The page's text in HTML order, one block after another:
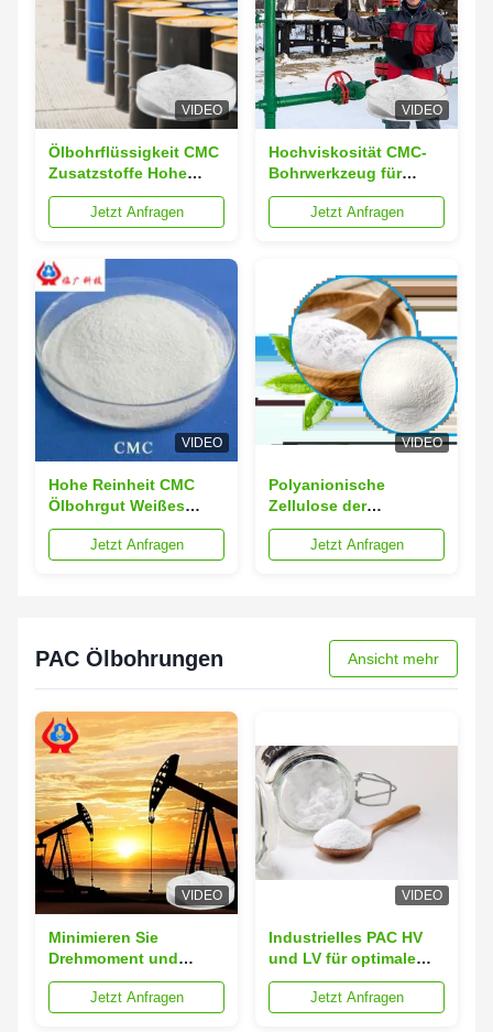
VIDEO
Ölbohrflüssigkeit CMC
Zusatzstoffe Hohe
Reinheit CMC-LV
PulverJetzt Anfragen
VIDEO
Hochviskosität CMC-
Bohrwerkzeug für
additive
Bohrmaterialien in
Jetzt Anfragen
VIDEO
Hohe Reinheit CMC
Ölbohrgut Weißes
Erdölbohrmittelpulver
Jetzt Anfragen
VIDEO
Polyanionische
Zellulose der
Bohrqualität Reinheit ≥
Jetzt Anfragen
PAC Ölbohrungen Ansicht mehr
VIDEO
Minimieren Sie
Drehmoment und
Zirkulationstruck mit
PAC-R bei der
Jetzt Anfragen
VIDEO
Industrielles PAC HV
und LV für optimale
Leistung
Jetzt Anfragen